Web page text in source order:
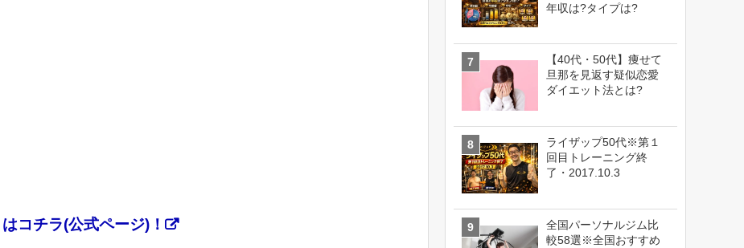
コチラ(公式ページ)！
年収は?タイプは?
【40代・50代】痩せて
旦那を見返す疑似恋愛
ダイエット法とは?
ライザップ50代※第１
回目トレーニング終
了・2017.10.3
全国パーソナルジム比
較58選※全国おすすめ